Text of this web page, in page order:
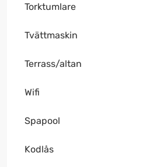
Torktumlare
Tvättmaskin
Terrass/altan
Wifi
Spapool
Kodlås